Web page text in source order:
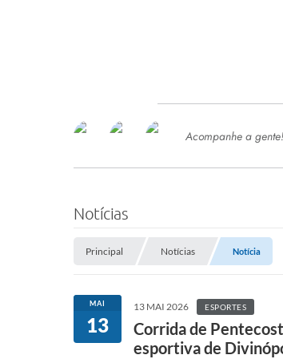
SERVIÇOS
SEMED
Processo de Contratação -
Concursos e Processos Seletivos
Acompanhe a gente!
Notícias
Principal Notícias Notícia
MAI
13
13 MAI 2026 ESPORTES
Corrida de
esportiva de